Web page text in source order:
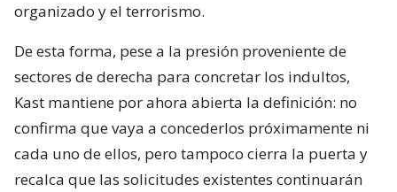
organizado y el terrorismo.
De esta forma, pese a la presión proveniente de
sectores de derecha para concretar los indultos,
Kast mantiene por ahora abierta la definición: no
confirma que vaya a concederlos próximamente ni
cada uno de ellos, pero tampoco cierra la puerta y
recalca que las solicitudes existentes continuarán